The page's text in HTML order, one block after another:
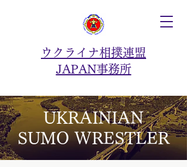
ウクライナ相撲連盟
JAPAN事務所
UKRAINIAN
SUMOWRESTLER